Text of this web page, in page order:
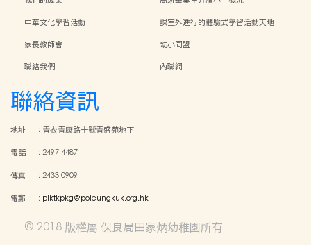
中華文化學習活動
課室外進行的體驗式學習活動天地
家長教師會
幼小同盟
聯絡我們
內聯網
聯絡資訊
地址 : 青衣青康路十號青盛苑地下
電話 :2497 4487
傳真 :2433 0909
電郵 : plktkpkg@poleungkuk.org.hk
© 2018 版權屬 保良局田家炳幼稚園所有